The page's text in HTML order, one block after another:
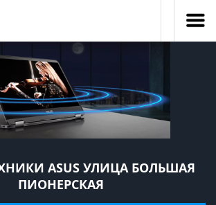
ASUS УЛИЦА БОЛЬШАЯ
ПИОНЕРСКАЯ